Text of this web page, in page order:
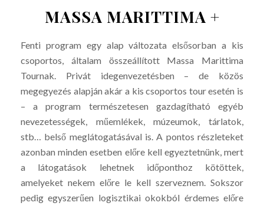
MASSA MARITTIMA +
Fenti program egy alap változata elsősorban a kis
csoportos, általam összeállított Massa Marittima
Tournak. Privát idegenvezetésben – de közös
megegyezés alapján akár a kis csoportos tour esetén is
– a program természetesen gazdagítható egyéb
nevezetességek, műemlékek, múzeumok, tárlatok,
stb… belső meglátogatásával is. A pontos részleteket
azonban minden esetben előre kell egyeztetnünk, mert
a látogatások lehetnek időponthoz kötöttek,
amelyeket nekem előre le kell szerveznem. Sokszor
pedig egyszerűen logisztikai okokból érdemes előre